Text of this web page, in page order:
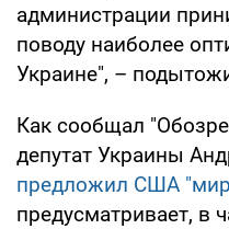
администрации
поводу наиболее
Украине", –
Как сообщал
депутат Украины
предложил США
предусматривает, в